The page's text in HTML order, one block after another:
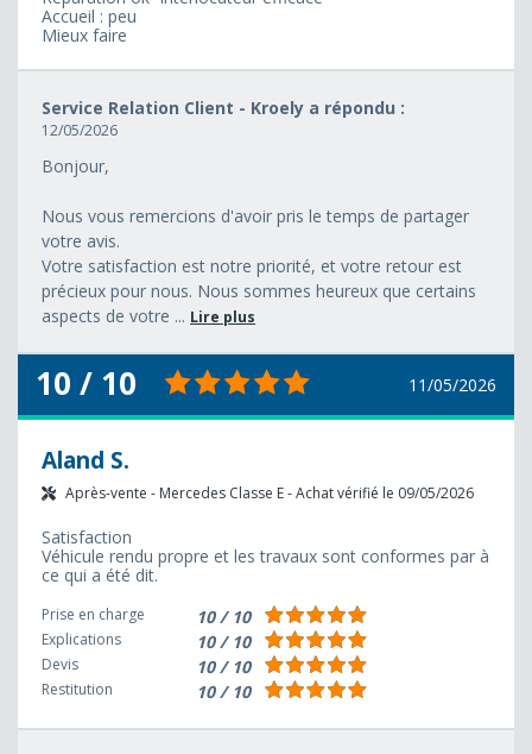
Accueil : peu
Mieux faire
Service Relation Client - Kroely a répondu :
12/05/2026
Bonjour,
Nous vous remercions d'avoir pris le temps de partager
votre avis.
Votre satisfaction est notre priorité, et votre retour est
précieux pour nous. Nous sommes heureux que certains
aspects de votre ... Lire plus
10 / 10 11/05/2026
Aland S.
Après-vente - Mercedes Classe E - Achat vérifié le 09/05/2026
Satisfaction
Véhicule rendu propre et les travaux sont conformes par à
ce qui a été dit.
Prise en charge 10 / 10
Explications 10 / 10
Devis 10 / 10
Restitution 10 / 10